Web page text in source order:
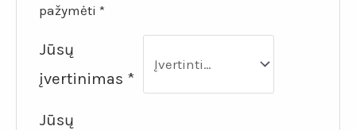
pažymėti*
Jūsų
įvertinimas *
Jūsų